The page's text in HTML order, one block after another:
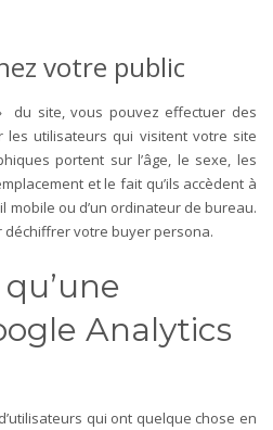
votre public
du site, vous pouvez effectuer des
les utilisateurs qui visitent votre site
portent sur l’âge, le sexe, les
et le fait qu’ils accèdent à
mobile ou d’un ordinateur de bureau.
déchiffrer votre buyer persona.
Analytics
qui ont quelque chose en